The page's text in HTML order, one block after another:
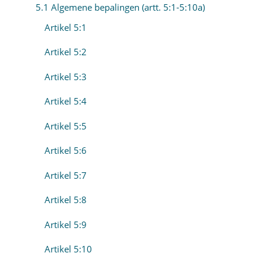
5.1 Algemene bepalingen (artt. 5:1-5:10a)
Artikel 5:1
Artikel 5:2
Artikel 5:3
Artikel 5:4
Artikel 5:5
Artikel 5:6
Artikel 5:7
Artikel 5:8
Artikel 5:9
Artikel 5:10